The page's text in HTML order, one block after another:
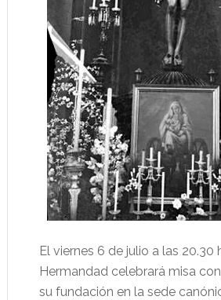
El viernes 6 de julio a las 20.30
Hermandad celebrará misa
su fundación en la sede